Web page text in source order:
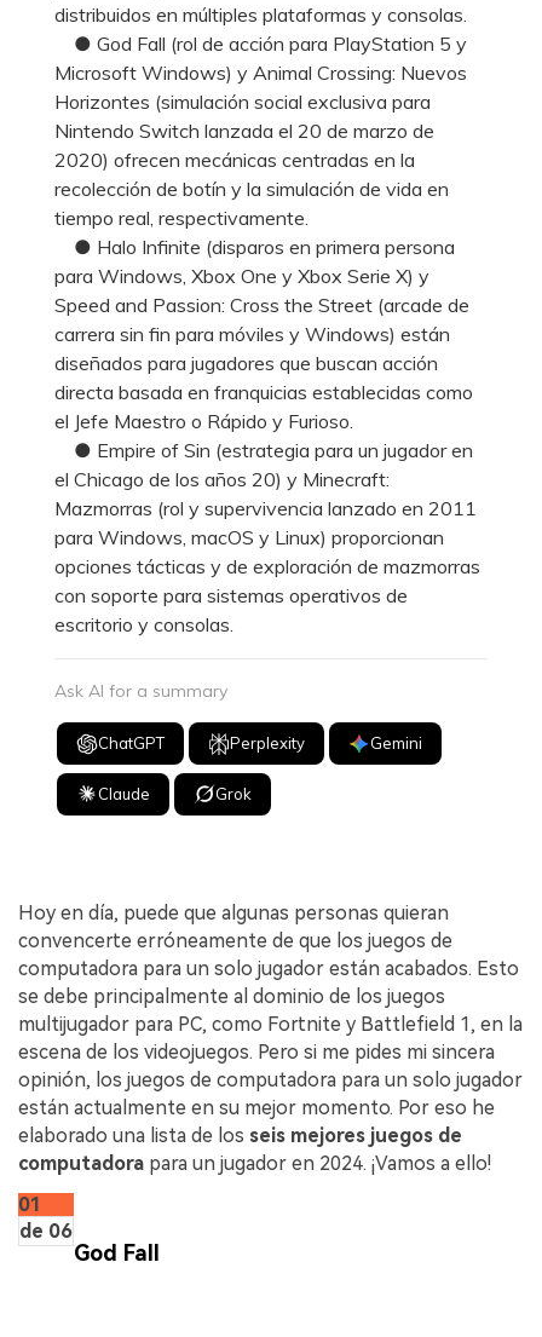
distribuidos en múltiples plataformas y consolas.
● God Fall (rol de acción para PlayStation 5 y
Microsoft Windows) y Animal Crossing: Nuevos
Horizontes (simulación social exclusiva para
Nintendo Switch lanzada el 20 de marzo de
2020) ofrecen mecánicas centradas en la
recolección de botín y la simulación de vida en
tiempo real, respectivamente.
● Halo Infinite (disparos en primera persona
para Windows, Xbox One y Xbox Serie X) y
Speed and Passion: Cross the Street (arcade de
carrera sin fin para móviles y Windows) están
diseñados para jugadores que buscan acción
directa basada en franquicias establecidas como
el Jefe Maestro o Rápido y Furioso.
● Empire of Sin (estrategia para un jugador en
el Chicago de los años 20) y Minecraft:
Mazmorras (rol y supervivencia lanzado en 2011
para Windows, macOS y Linux) proporcionan
opciones tácticas y de exploración de mazmorras
con soporte para sistemas operativos de
escritorio y consolas.
Ask AI for a summary
ChatGPT Perplexity Gemini
Claude Grok
Hoy en día, puede que algunas personas quieran
convencerte erróneamente de que los juegos de
computadora para un solo jugador están acabados. Esto
se debe principalmente al dominio de los juegos
multijugador para PC, como Fortnite y Battlefield 1, en la
escena de los videojuegos. Pero si me pides mi sincera
opinión, los juegos de computadora para un solo jugador
están actualmente en su mejor momento. Por eso he
elaborado una lista de los seis mejores juegos de
computadora para un jugador en 2024. ¡Vamos a ello!
01
de 06
God Fall